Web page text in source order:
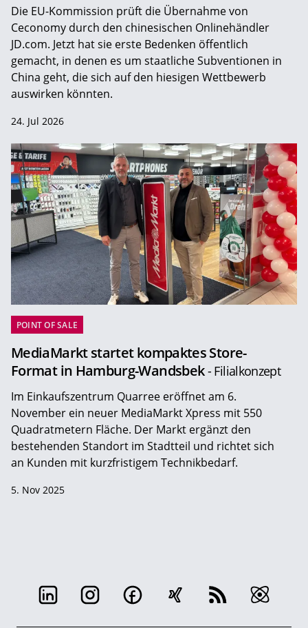
Die EU-Kommission prüft die Übernahme von
Ceconomy durch den chinesischen Onlinehändler
JD.com. Jetzt hat sie erste Bedenken öffentlich
gemacht, in denen es um staatliche Subventionen in
China geht, die sich auf den hiesigen Wettbewerb
auswirken könnten.
24. Jul 2026
POINT OF SALE
MediaMarkt startet kompaktes Store-
Format in Hamburg-Wandsbek- Filialkonzept
Im Einkaufszentrum Quarree eröffnet am 6.
November ein neuer MediaMarkt Xpress mit 550
Quadratmetern Fläche. Der Markt ergänzt den
bestehenden Standort im Stadtteil und richtet sich
an Kunden mit kurzfristigem Technikbedarf.
5. Nov 2025